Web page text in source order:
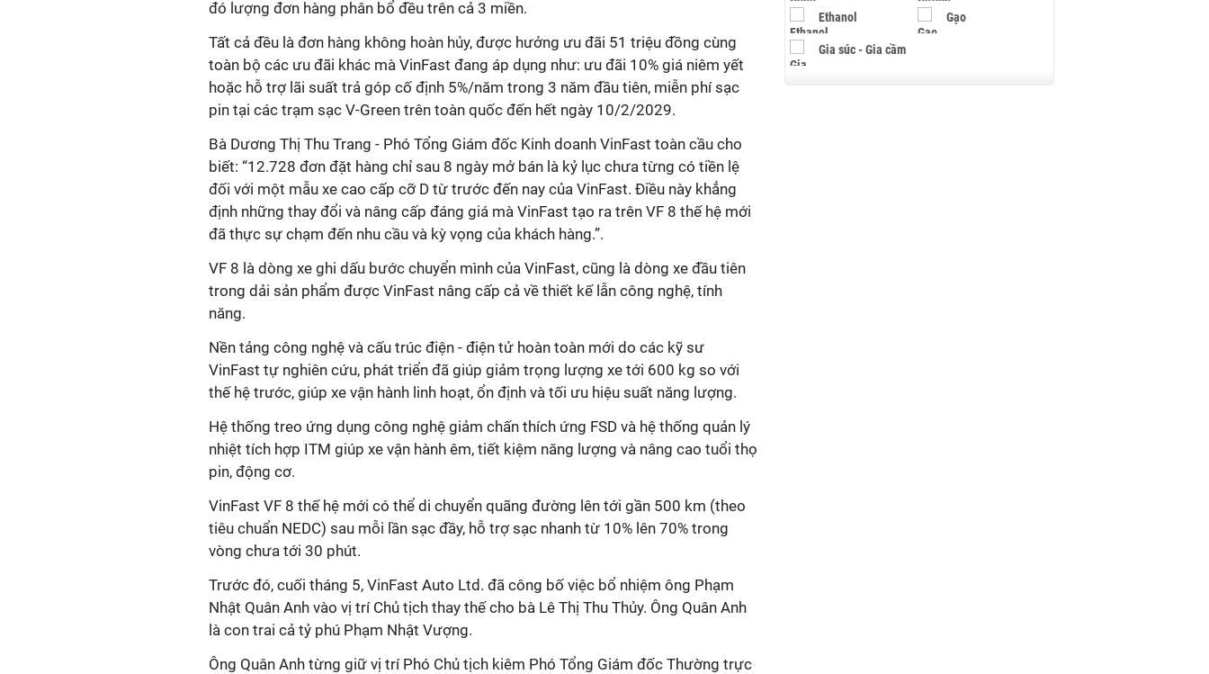
đó lượng đơn hàng phân bổ đều trên cả 3 miền.
Tất cả đều là đơn hàng không hoàn hủy, được hưởng ưu đãi 51 triệu đồng cùng
toàn bộ các ưu đãi khác mà VinFast đang áp dụng như: ưu đãi 10% giá niêm yết
hoặc hỗ trợ lãi suất trả góp cố định 5%/năm trong 3 năm đầu tiên, miễn phí sạc
pin tại các trạm sạc V-Green trên toàn quốc đến hết ngày 10/2/2029.
Bà Dương Thị Thu Trang - Phó Tổng Giám đốc Kinh doanh VinFast toàn cầu cho
biết: “12.728 đơn đặt hàng chỉ sau 8 ngày mở bán là kỷ lục chưa từng có tiền lệ
đối với một mẫu xe cao cấp cỡ D từ trước đến nay của VinFast. Điều này khẳng
định những thay đổi và nâng cấp đáng giá mà VinFast tạo ra trên VF 8 thế hệ mới
đã thực sự chạm đến nhu cầu và kỳ vọng của khách hàng.”.
VF 8 là dòng xe ghi dấu bước chuyển mình của VinFast, cũng là dòng xe đầu tiên
trong dải sản phẩm được VinFast nâng cấp cả về thiết kế lẫn công nghệ, tính
năng.
Nền tảng công nghệ và cấu trúc điện - điện tử hoàn toàn mới do các kỹ sư
VinFast tự nghiên cứu, phát triển đã giúp giảm trọng lượng xe tới 600 kg so với
thế hệ trước, giúp xe vận hành linh hoạt, ổn định và tối ưu hiệu suất năng lượng.
Hệ thống treo ứng dụng công nghệ giảm chấn thích ứng FSD và hệ thống quản lý
nhiệt tích hợp ITM giúp xe vận hành êm, tiết kiệm năng lượng và nâng cao tuổi thọ
pin, động cơ.
VinFast VF 8 thế hệ mới có thể di chuyển quãng đường lên tới gần 500 km (theo
tiêu chuẩn NEDC) sau mỗi lần sạc đầy, hỗ trợ sạc nhanh từ 10% lên 70% trong
vòng chưa tới 30 phút.
Trước đó, cuối tháng 5, VinFast Auto Ltd. đã công bố việc bổ nhiệm ông Phạm
Nhật Quân Anh vào vị trí Chủ tịch thay thế cho bà Lê Thị Thu Thủy. Ông Quân Anh
là con trai cả tỷ phú Phạm Nhật Vượng.
Ông Quân Anh từng giữ vị trí Phó Chủ tịch kiêm Phó Tổng Giám đốc Thường trực
Ethanol Gạo
Gia súc - Gia cầm